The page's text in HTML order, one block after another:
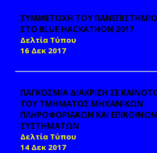
ΣΥΜΜΕΤΟΧΗ ΤΟΥ
ΣΤΟ BLUE HACKATHON 2017
Δελτία Τύπου
16 Δεκ 2017
ΠΑΓΚΟΣΜΙΑ ΔΙΑΚΡΙΣΗ ΣΕ
ΤΟΥ ΤΜΗΜΑΤΟΣ ΜΗΧΑΝΙΚΩΝ
ΠΛΗΡΟΦΟΡΙΑΚΩΝ ΚΑΙ
ΣΥΣΤΗΜΑΤΩΝ
Δελτία Τύπου
14 Δεκ 2017